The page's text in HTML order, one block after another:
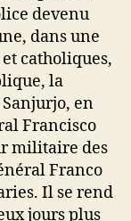
devenu
dans une
catholiques,
la
en
Francisco
militaire des
Franco
Il se rend
jours plus